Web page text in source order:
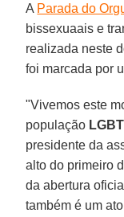
A Parada do
bissexuaais e
realizada neste
foi marcada por
"Vivemos este
população LGBT
presidente da
alto do primeiro
da abertura
também é um